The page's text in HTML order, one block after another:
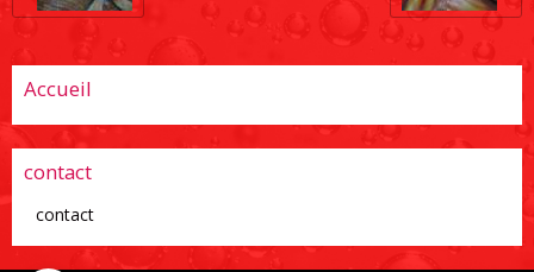
Accueil
contact
contact